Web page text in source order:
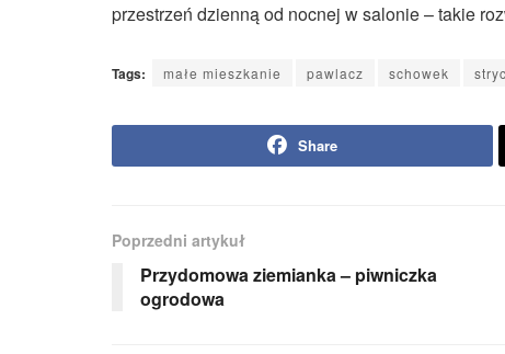
przestrzeń dzienną od nocnej w salonie – takie
Tags: małe mieszkanie pawlacz schowek
Share
Poprzedni artykuł
Przydomowa ziemianka – piwniczka
ogrodowa